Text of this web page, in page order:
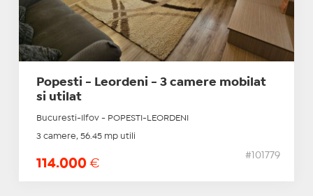
Popesti - Leordeni - 3 camere mobilat
si utilat
Bucuresti-Ilfov - POPESTI-LEORDENI
3 camere, 56.45 mp utili
114.000 €
#101779